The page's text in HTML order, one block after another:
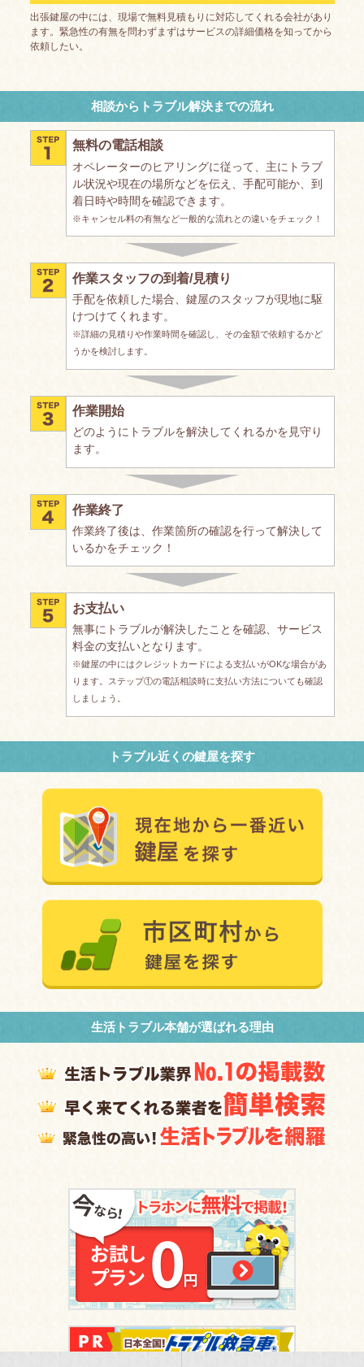
出張鍵屋の中には、現場で無料見積もりに対応してくれる会社があり
ます。緊急性の有無を問わずまずはサービスの詳細価格を知ってから
依頼したい。
相談からトラブル解決までの流れ
無料の電話相談
オペレーターのヒアリングに従って、主にトラブ
ル状況や現在の場所などを伝え、手配可能か、到
着日時や時間を確認できます。
※キャンセル料の有無など一般的な流れとの違いをチェック！
作業スタッフの到着/見積り
手配を依頼した場合、鍵屋のスタッフが現地に駆
けつけてくれます。
※詳細の見積りや作業時間を確認し、その金額で依頼するかど
うかを検討します。
作業開始
どのようにトラブルを解決してくれるかを見守り
ます。
作業終了
作業終了後は、作業箇所の確認を行って解決して
いるかをチェック！
お支払い
無事にトラブルが解決したことを確認、サービス
料金の支払いとなります。
※鍵屋の中にはクレジットカードによる支払いがOKな場合があ
ります。ステップ①の電話相談時に支払い方法についても確認
しましょう。
トラブル近くの鍵屋を探す
生活トラブル本舗が選ばれる理由